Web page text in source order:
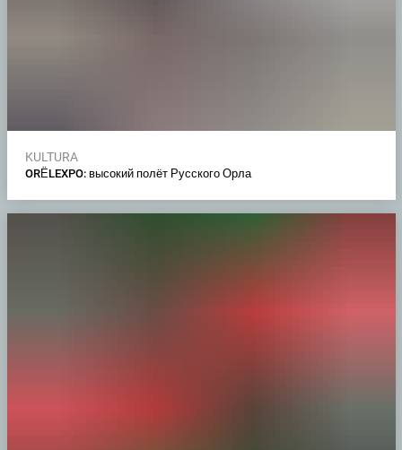
KULTURA
ORЁLEXPO: высокий полёт Русского Орла